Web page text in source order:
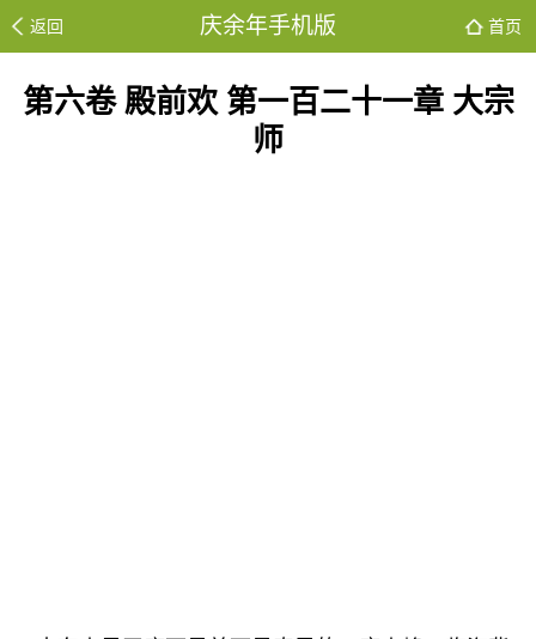
返回 庆余年手机版 首页
第六卷 殿前欢 第一百二十一章 大宗
师